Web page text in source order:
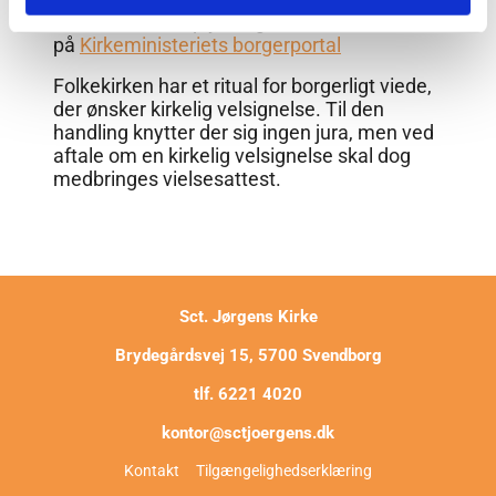
Du finder flere oplysninger om vielse
på Kirkeministeriets borgerportal
Folkekirken har et ritual for borgerligt viede,
der ønsker kirkelig velsignelse. Til den
handling knytter der sig ingen jura, men ved
aftale om en kirkelig velsignelse skal dog
medbringes vielsesattest.
Sct. Jørgens Kirke
Brydegårdsvej 15, 5700 Svendborg
tlf. 6221 4020
kontor@sctjoergens.dk
Kontakt Tilgængelighedserklæring